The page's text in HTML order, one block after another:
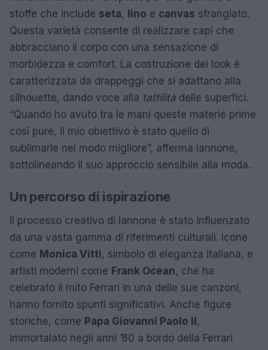
stoffe che include seta, lino e canvas sfrangiato.
Questa varietà consente di realizzare capi che
abbracciano il corpo con una sensazione di
morbidezza e comfort. La costruzione dei look è
caratterizzata da drappeggi che si adattano alla
silhouette, dando voce alla tattilità delle superfici.
“Quando ho avuto tra le mani queste materie prime
così pure, il mio obiettivo è stato quello di
sublimarle nel modo migliore”, afferma Iannone,
sottolineando il suo approccio sensibile alla moda.
Un percorso di ispirazione
Il processo creativo di Iannone è stato influenzato
da una vasta gamma di riferimenti culturali. Icone
come Monica Vitti, simbolo di eleganza italiana, e
artisti moderni come Frank Ocean, che ha
celebrato il mito Ferrari in una delle sue canzoni,
hanno fornito spunti significativi. Anche figure
storiche, come Papa Giovanni Paolo II,
immortalato negli anni ’80 a bordo della Ferrari